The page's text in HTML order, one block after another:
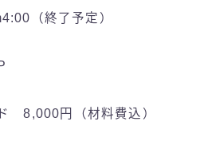
（終了予定）
円（材料費込）